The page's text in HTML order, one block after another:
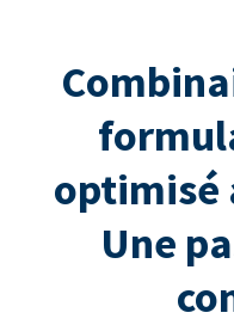
optimisé
Une